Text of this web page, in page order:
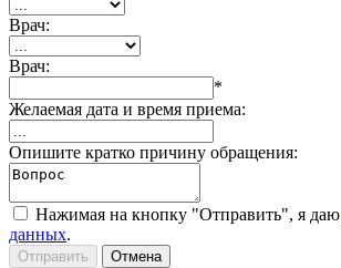
Врач:
Врач:
*
Желаемая дата и время приема:
Опишите кратко причину обращения:
Нажимая на кнопку "Отправить", я даю
данных.